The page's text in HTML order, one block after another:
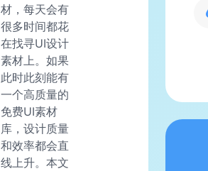
材，每天会有
很多时间都花
在找寻UI设计
素材上。如果
此时此刻能有
一个高质量的
免费UI素材
库，设计质量
和效率都会直
线上升。本文